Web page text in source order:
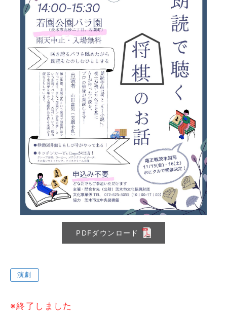
PDFダウンロード
演劇
※終了しました